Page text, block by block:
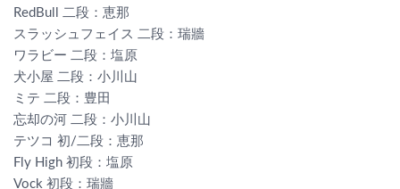
RedBull 二段：恵那
スラッシュフェイス 二段：瑞牆
ワラビー 二段：塩原
犬小屋 二段：小川山
ミテ 二段：豊田
忘却の河 二段：小川山
テツコ 初/二段：恵那
Fly High 初段：塩原
Vock 初段：瑞牆